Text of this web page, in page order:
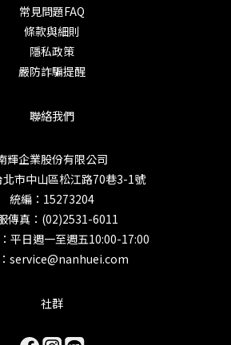
常見問題FAQ
條款與細則
隱私政策
嚴防詐騙提醒
聯絡我們
輝企業股份有限公司
北市中山區松江路70巷3-1號
統編：15273204
傳真：(02)2531-6011
平日週一至週五10:00-17:00
service@nanhuei.com
社群